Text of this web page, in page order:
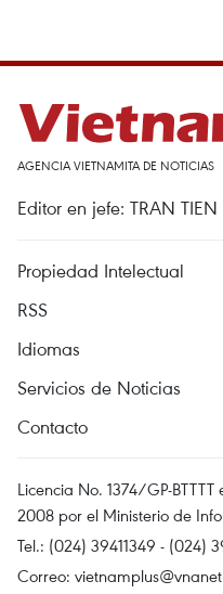
AGENCIA VIETNAMITA DE NOTICIAS
Editor en jefe: TRAN
Propiedad Intelectual
RSS
Idiomas
Servicios de Noticias
Contacto
Licencia No. 1374/GP-
2008 por el Ministerio de
Tel.: (024) 39411349 - (024)
Correo: